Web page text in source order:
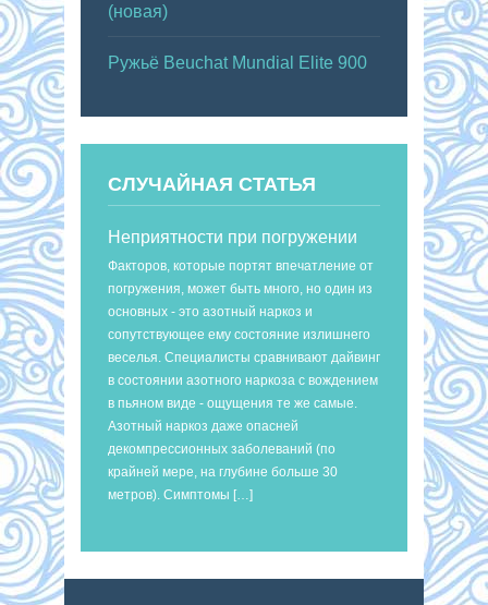
(новая)
Ружьё Beuchat Mundial Elite 900
СЛУЧАЙНАЯ СТАТЬЯ
Неприятности при погружении
Факторов, которые портят впечатление от
погружения, может быть много, но один из
основных - это азотный наркоз и
сопутствующее ему состояние излишнего
веселья. Специалисты сравнивают дайвинг
в состоянии азотного наркоза с вождением
в пьяном виде - ощущения те же самые.
Азотный наркоз даже опасней
декомпрессионных заболеваний (по
крайней мере, на глубине больше 30
метров). Симптомы […]